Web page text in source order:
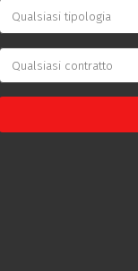
Qualsiasi tipologia
Qualsiasi contratto